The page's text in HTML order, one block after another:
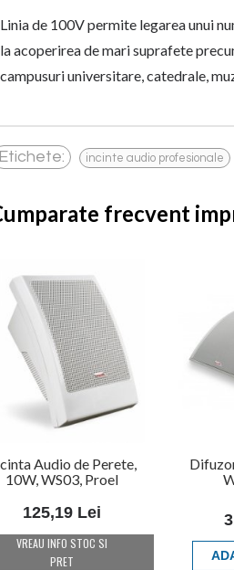
Linia de 100V permite legarea unui
la acoperirea de mari suprafete
campusuri universitare, catedrale,
incinte audio profesionale ,
frecvent
Audio de Perete,
10W, WS03, Proel
125,19 Lei
VREAU INFO STOC SI
PRET